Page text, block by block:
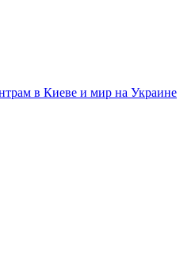
в Киеве и мир на Украине